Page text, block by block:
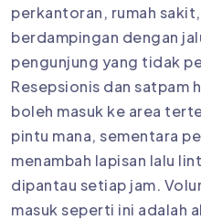
perkantoran, rumah
berdampingan dengan
pengunjung yang tidak
Resepsionis dan satpam
boleh masuk ke area
pintu mana, sementara
menambah lapisan lalu
dipantau setiap jam.
masuk seperti ini adalah